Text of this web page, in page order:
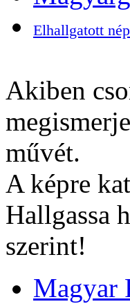
Elhallgatott
Akiben
megismerje
művét.
A képre
Hallgassa
szerint!
Magyar